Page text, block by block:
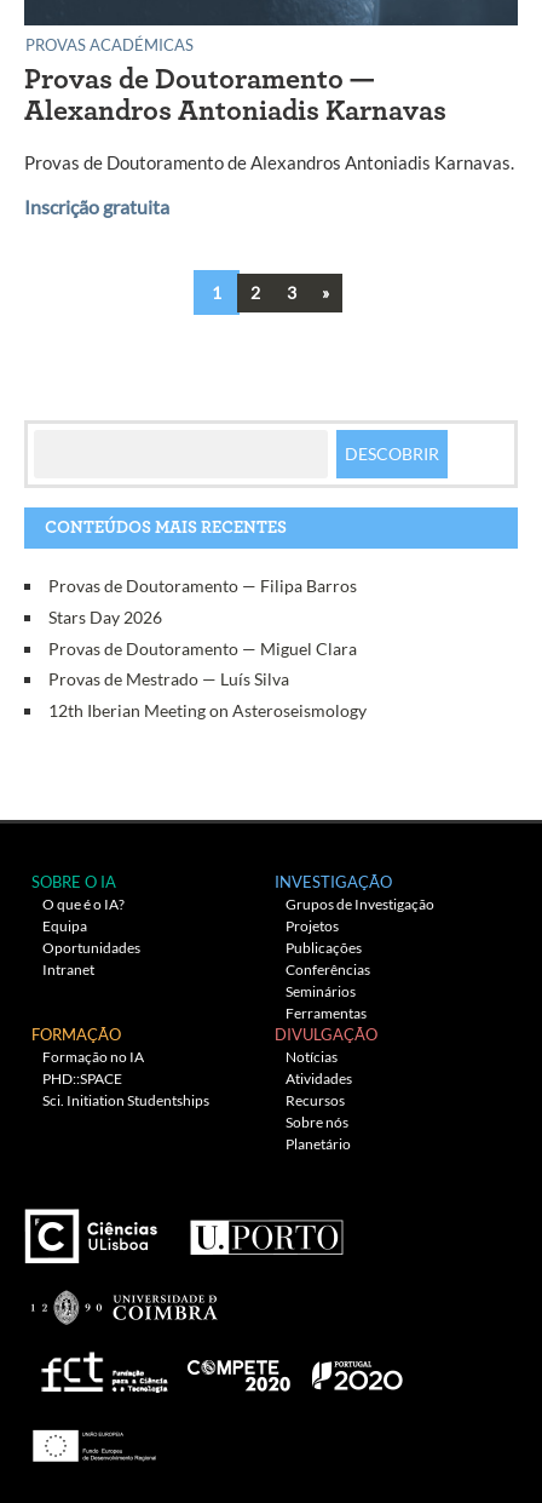
PROVAS ACADÉMICAS
Provas de Doutoramento —
Alexandros Antoniadis Karnavas
Provas de Doutoramento de Alexandros Antoniadis Karnavas.
Inscrição gratuita
Navegação
artigos
1 2 3 Next
»
CONTEÚDOS MAIS RECENTES
Provas de Doutoramento — Filipa Barros
Stars Day 2026
Provas de Doutoramento — Miguel Clara
Provas de Mestrado — Luís Silva
12th Iberian Meeting on Asteroseismology
SOBRE O IA
O que é o IA?
Equipa
Oportunidades
Intranet
INVESTIGAÇÃO
Grupos de Investigação
Projetos
Publicações
Conferências
Seminários
Ferramentas
FORMAÇÃO
Formação no IA
PHD::SPACE
Sci. Initiation Studentships
DIVULGAÇÃO
Notícias
Atividades
Recursos
Sobre nós
Planetário